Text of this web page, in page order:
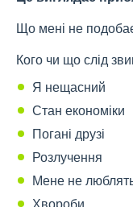
Що мені не
Кого чи що слід
Я нещасний
Стан економіки
Погані друзі
Розлучення
Мене не